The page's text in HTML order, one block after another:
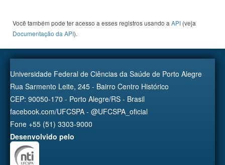
Você também pode ter acesso a esses registros usando a API (veja
Documentação da API).
Universidade Federal de Ciências da Saúde de Porto Alegre
Rua Sarmento Leite, 245 - Bairro Centro Histórico
CEP: 90050-170 - Porto Alegre/RS - Brasil
facebook.com/UFCSPA - @UFCSPA_oficial
Fone +55 (51) 3303-9000
Desenvolvido pelo